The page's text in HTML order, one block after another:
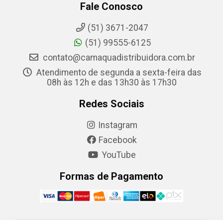
Fale Conosco
(51) 3671-2047
(51) 99555-6125
contato@camaquadistribuidora.com.br
Atendimento de segunda a sexta-feira das
08h às 12h e das 13h30 às 17h30
Redes Sociais
Instagram
Facebook
YouTube
Formas de Pagamento